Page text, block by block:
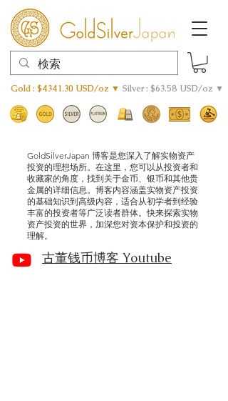
Gold : $4341.30 USD/oz ▼ Silver : $63.58 USD/oz ▼
GoldSilverJapan 博客是您深入了解实物资产
投资的理想场所。在这里，您可以从投资者和
收藏家的角度，找到关于金币、银币和其他贵
金属的详细信息。博客内容涵盖实物资产投资
的基础知识到高级内容，适合从初学者到经验
丰富的投资者等广泛读者群体。快来探索实物
资产投资的世界，加深您对资本保护和投资的
理解。
古董钱币博客 Youtube